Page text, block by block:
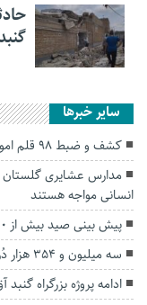
سایر خبرها
کشف و ضبط ۹۸ قلم اموال فرهنگی و تاریخی در شهرستان گنبدکاووس
مدارس عشایری گلستان
انسانی مواجه‌ هستند
پیش بینی صید بیش از ۱۰۰۰تن ماهی استخوانی در گلستان
سه میلیون و ۳۵۴ هزار دُز واکسن کرونا در استان گلستان تزریق شد
ادامه پروژه بزرگراه